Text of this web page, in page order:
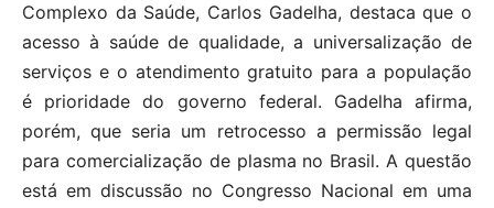
Complexo da Saúde, Carlos Gadelha, destaca que o
acesso à saúde de qualidade, a universalização de
serviços e o atendimento gratuito para a população
é prioridade do governo federal. Gadelha afirma,
porém, que seria um retrocesso a permissão legal
para comercialização de plasma no Brasil. A questão
está em discussão no Congresso Nacional em uma